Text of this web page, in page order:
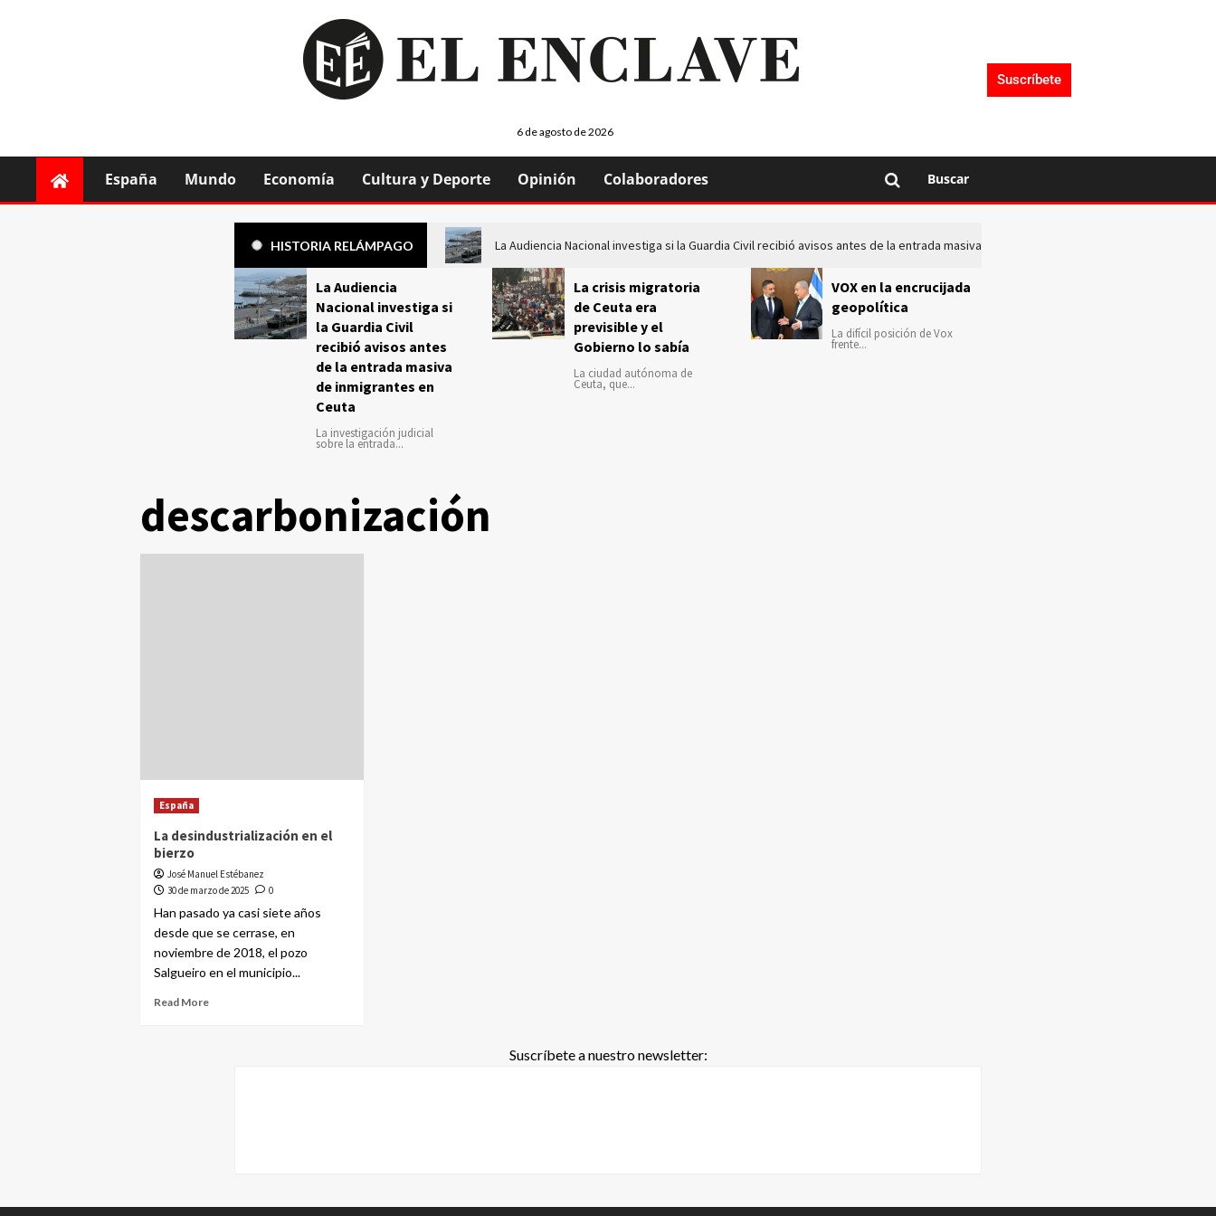
6 de agosto de 2026
Suscríbete
España Mundo Economía Cultura y Deporte Opinión Colaboradores Buscar
HISTORIA RELÁMPAGO La Audiencia Nacional investiga si la Guardia Civil recibió avisos antes de la entrada masiva de inmigrantes en Ceuta
La Audiencia
Nacional investiga si
la Guardia Civil
recibió avisos antes
de la entrada masiva
de inmigrantes en
Ceuta
La investigación judicial
sobre la entrada...
La crisis migratoria
de Ceuta era
previsible y el
Gobierno lo sabía
La ciudad autónoma de
Ceuta, que...
VOX en la encrucijada
geopolítica
La difícil posición de Vox
frente...
descarbonización
España
La desindustrialización en el
bierzo
José Manuel Estébanez
30 de marzo de 2025
0
Han pasado ya casi siete años
desde que se cerrase, en
noviembre de 2018, el pozo
Salgueiro en el municipio...
Read More
Suscríbete a nuestro newsletter: